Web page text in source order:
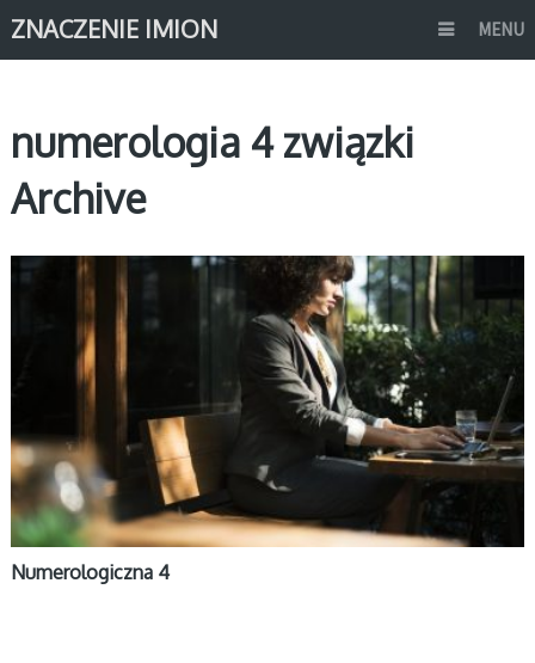
ZNACZENIE IMION MENU
numerologia 4 związki
Archive
NUMEROLOGIA
Numerologiczna 4